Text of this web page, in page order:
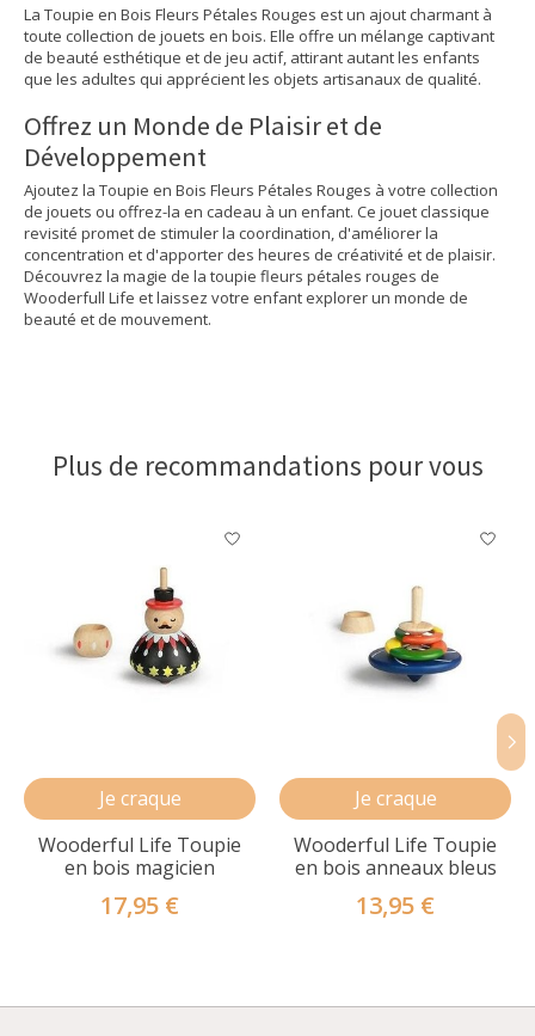
La Toupie en Bois Fleurs Pétales Rouges est un ajout charmant à
toute collection de jouets en bois. Elle offre un mélange captivant
de beauté esthétique et de jeu actif, attirant autant les enfants
que les adultes qui apprécient les objets artisanaux de qualité.
Offrez un Monde de Plaisir et de
Développement
Ajoutez la Toupie en Bois Fleurs Pétales Rouges à votre collection
de jouets ou offrez-la en cadeau à un enfant. Ce jouet classique
revisité promet de stimuler la coordination, d'améliorer la
concentration et d'apporter des heures de créativité et de plaisir.
Découvrez la magie de la toupie fleurs pétales rouges de
Wooderfull Life et laissez votre enfant explorer un monde de
beauté et de mouvement.
Plus de recommandations pour vous
Articles du carrousel de produits
Je craque
Wooderful Life Toupie
en bois magicien
17,95 €
Je craque
Wooderful Life Toupie
en bois anneaux bleus
13,95 €